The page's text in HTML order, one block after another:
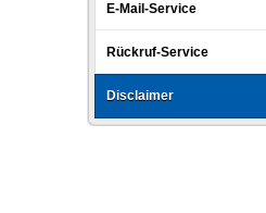
E-Mail-Service
Rückruf-Service
Disclaimer